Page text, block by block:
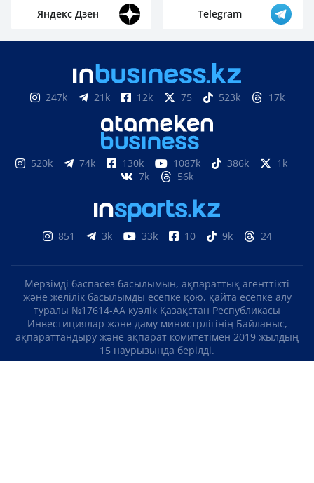
Яндекс Дзен Telegram
247k 21k 12k 75 523k 17k
520k 74k 130k 1087k 386k
1k
7k
56k
851 3k 33k 10 9k 24
Мерзімді баспасөз басылымын, ақпараттық агенттікті
және желілік басылымды есепке қою, қайта есепке алу
туралы №17614-АА куәлік Қазақстан Республикасы
Инвестициялар және даму министрлігінің Байланыс,
ақпараттандыру және ақпарат комитетімен 2019 жылдың
15 наурызында берілді.